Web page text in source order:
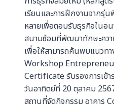
เรียนและการฝึกงานจากรุ่
หลายเพื่อตอบรับธุรกิจในอ
สนามซ้อมที่พัฒนาทักษะคว
เพื่อให้สามารถค้นพบแนวทา
Workshop
Certificate รับรองการเข้
วันอาทิตย์ที่ 20 ตุลาคม
สถานที่จัดกิจกรรม อาคาร